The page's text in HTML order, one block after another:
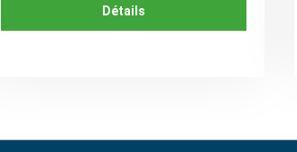
Détails